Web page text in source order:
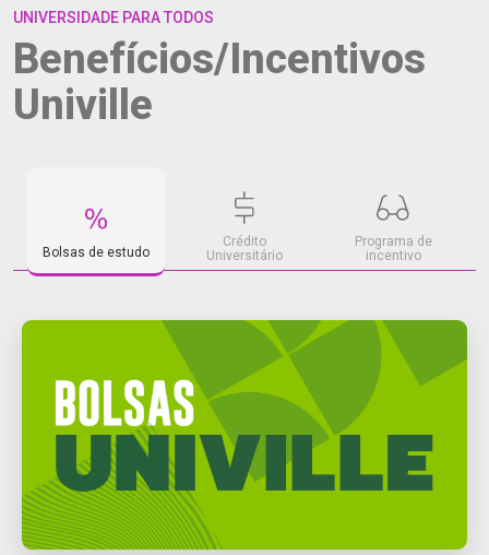
UNIVERSIDADE PARA TODOS
Benefícios/Incentivos
Univille
Bolsas de estudo
Crédito
Universitário
Programa de
incentivo